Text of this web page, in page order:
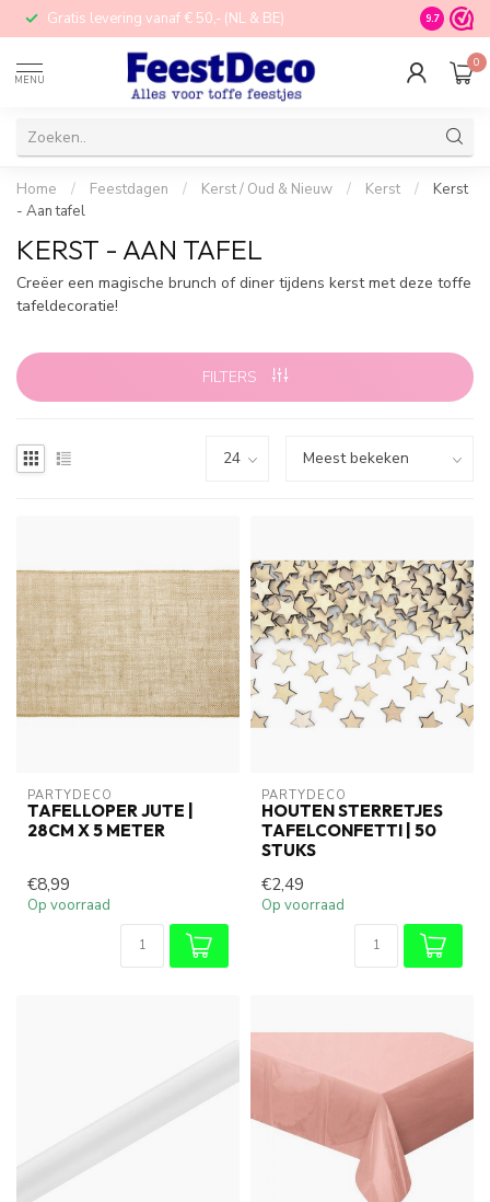
Gratis levering vanaf € 50,- (NL & BE) STORE in
9.7
MENU
0
Home / Feestdagen / Kerst / Oud & Nieuw / Kerst /
Kerst
- Aan tafel
KERST - AAN TAFEL
Creëer een magische brunch of diner tijdens kerst met deze toffe
tafeldecoratie!
FILTERS
PARTYDECO
TAFELLOPER JUTE |
28CM X 5 METER
€8,99
Op voorraad
PARTYDECO
HOUTEN STERRETJES
TAFELCONFETTI | 50
STUKS
€2,49
Op voorraad